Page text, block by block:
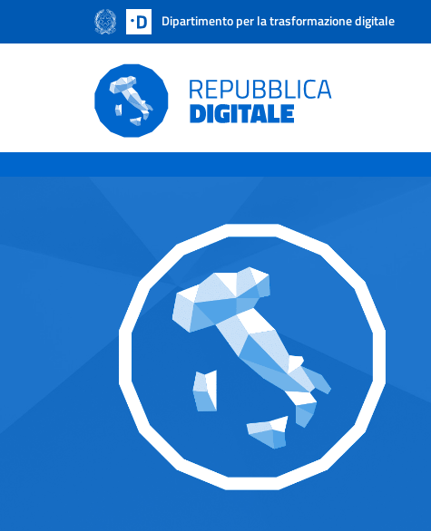
Dipartimento per la trasformazione digitale